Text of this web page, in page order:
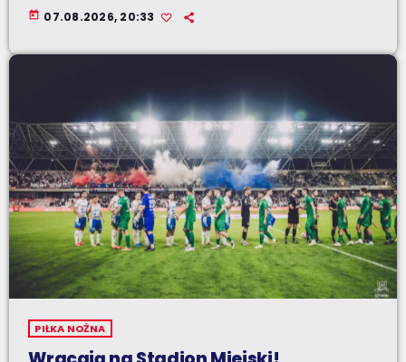
today 07.08.2026, 20:33
PIŁKA NOŻNA